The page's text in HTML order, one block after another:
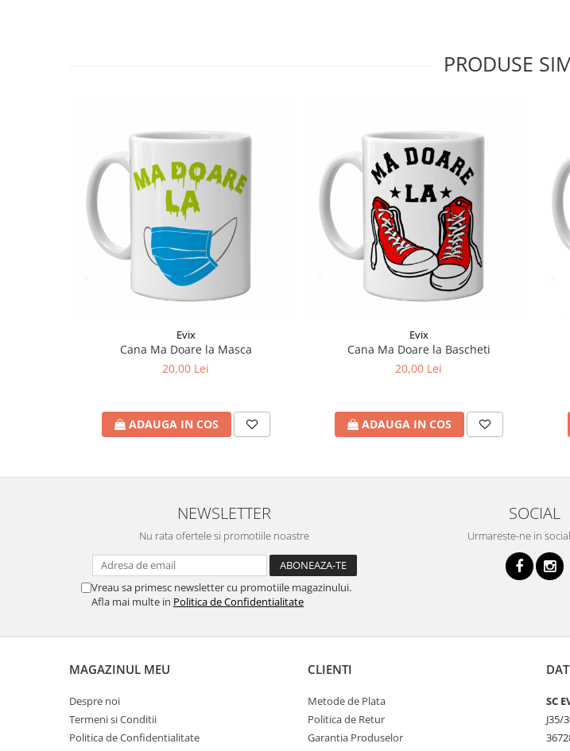
PRODUSE
Evix
Cana Ma Doare la Masca
20,00 Lei
ADAUGA IN COS
Evix
Cana Ma Doare la Bascheti
20,00 Lei
ADAUGA IN COS
NEWSLETTER
Nu rata ofertele si promotiile noastre
Vreau sa primesc newsletter cu promotiile magazinului.
Afla mai multe in Politica de Confidentialitate
SOCIAL
Urmareste-ne in
MAGAZINUL MEU
Despre noi
Termeni si Conditii
Politica de Confidentialitate
CLIENTI
Metode de Plata
Politica de Retur
Garantia Produselor
SC
J35/